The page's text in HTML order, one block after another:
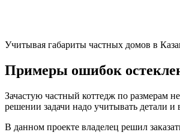
Учитывая габариты частных домов в
Примеры ошибок
Зачастую частный коттедж по размерам
решении задачи надо учитывать детали
В данном проекте владелец решил